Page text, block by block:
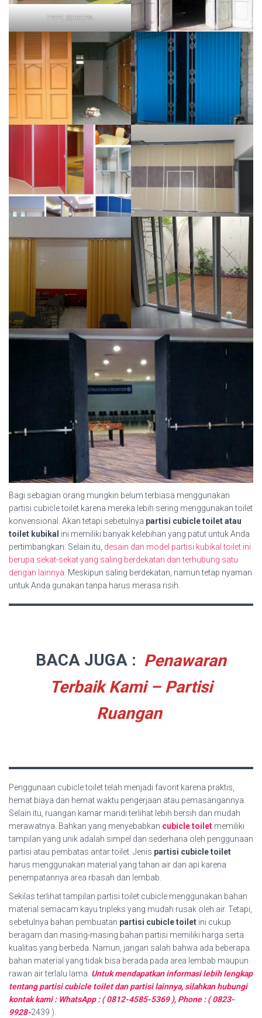
TYPE SOREPA
Bagi sebagian orang mungkin belum terbiasa menggunakan
partisi cubicle toilet karena mereka lebih sering menggunakan toilet
konvensional. Akan tetapi sebetulnya partisi cubicle toilet atau
toilet kubikal ini memiliki banyak kelebihan yang patut untuk Anda
pertimbangkan. Selain itu, desain dan model partisi kubikal toilet ini
berupa sekat-sekat yang saling berdekatan dan terhubung satu
dengan lainnya. Meskipun saling berdekatan, namun tetap nyaman
untuk Anda gunakan tanpa harus merasa risih.
BACA JUGA : Penawaran
Terbaik Kami – Partisi
Ruangan
Penggunaan cubicle toilet telah menjadi favorit karena praktis,
hemat biaya dan hemat waktu pengerjaan atau pemasangannya.
Selain itu, ruangan kamar mandi terlihat lebih bersih dan mudah
merawatnya. Bahkan yang menyebabkan cubicle toilet memiliki
tampilan yang unik adalah simpel dan sederhana oleh penggunaan
partisi atau pembatas antar toilet. Jenis partisi cubicle toilet
harus menggunakan material yang tahan air dan api karena
penempatannya area rbasah dan lembab.
Sekilas terlihat tampilan partisi toilet cubicle menggunakan bahan
material semacam kayu tripleks yang mudah rusak oleh air. Tetapi,
sebetulnya bahan pembuatan partisi cubicle toilet ini cukup
beragam dan masing-masing bahan partisi memiliki harga serta
kualitas yang berbeda. Namun, jangan salah bahwa ada beberapa
bahan material yang tidak bisa berada pada area lembab maupun
rawan air terlalu lama. Untuk mendapatkan informasi lebih lengkap
tentang partisi cubicle toilet dan partisi lainnya, silahkan hubungi
kontak kami : WhatsApp : ( 0812-4585-5369 ), Phone : ( 0823-
9928-2439 ).